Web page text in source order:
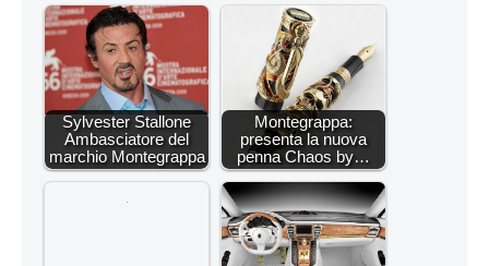
Sylvester Stallone
Ambasciatore del
marchio Montegrappa
Montegrappa:
presenta la nuova
penna Chaos by…